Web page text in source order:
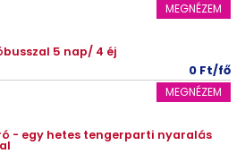
MEGNÉZEM
5 nap/ 4 éj
0 Ft/fő
MEGNÉZEM
- egy hetes tengerparti nyaralás